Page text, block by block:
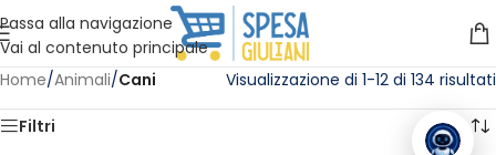
Passa alla navigazione
Vai al contenuto principale
Vuoi assistenza?Clicca qui e ti richiamiamo noi
Home/Animali/Cani Visualizzazione di 1-12 di 134 risultati
Filtri